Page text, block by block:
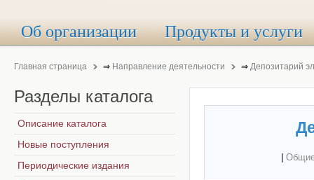
Об организации Продукты и услуги
Главная страница ⇒ Направление деятельности ⇒ Депозитарий
Разделы каталога
Описание каталога
Новые поступления
Периодические издания